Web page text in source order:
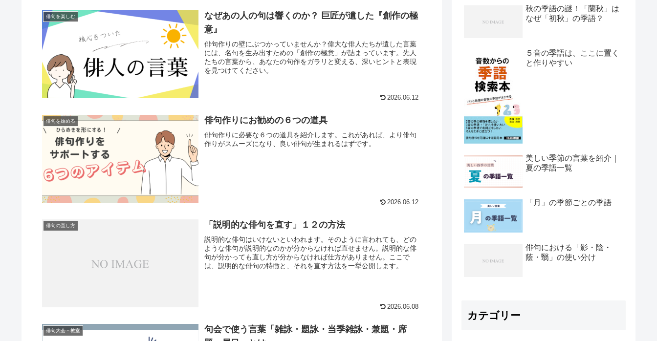
俳句を楽しむ
なぜあの人の句は響くのか？ 巨匠が遺した『創作の極
意』
俳句作りの壁にぶつかっていませんか？偉大な俳人たちが遺した言葉
には、名句を生み出すための「創作の極意」が詰まっています。先人
たちの言葉から、あなたの句作をガラリと変える、深いヒントと表現
を見つけてください。
2026.06.12
俳句を始める 俳句作りにお勧めの６つの道具
俳句作りに必要な６つの道具を紹介します。これがあれば、より俳句
作りがスムーズになり、良い俳句が生まれるはずです。
2026.06.12
俳句の直し方 「説明的な俳句を直す」１２の方法
説明的な俳句はいけないといわれます。そのように言われても、どの
ような俳句が説明的なのかが分からなければ直せません。説明的な俳
句が分かっても直し方が分からなければ仕方がありません。ここで
は、説明的な俳句の特徴と、それを直す方法を一挙公開します。
2026.06.08
俳句大会・教室
句会で使う言葉「雑詠・題詠・当季雑詠・兼題・席
秋の季語の謎！「蘭秋」は
なぜ「初秋」の季語？
５音の季語は、ここに置く
と作りやすい
美しい季節の言葉を紹介｜
夏の季語一覧
「月」の季節ごとの季語
俳句における「影・陰・
蔭・翳」の使い分け
カテゴリー